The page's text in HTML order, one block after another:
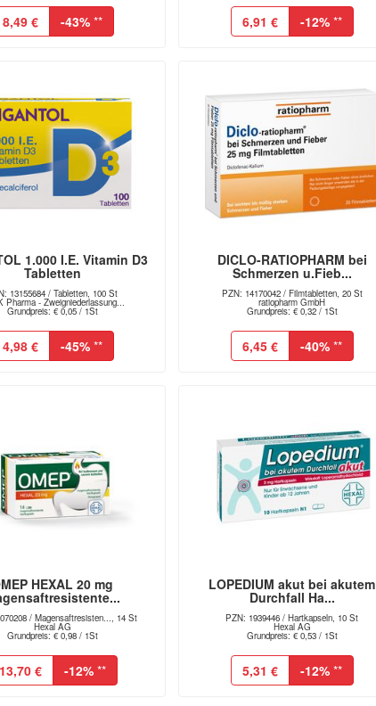
8,49 € -43%** 6,91 € -12%**
1.000 I.E. Vitamin D3
Tabletten
13155684 / Tabletten, 100 St
Pharma - Zweigniederlassung...
Grundpreis: € 0,05 / 1St
4,98 € -45%**
DICLO-RATIOPHARM bei
Schmerzen u.Fieb...
PZN: 14170042 / Filmtabletten, 20 St
ratiopharm GmbH
Grundpreis: € 0,32 / 1St
6,45 € -40%**
HEXAL 20 mg
/ Magensaftresisten..., 14 St
Hexal AG
Grundpreis: € 0,98 / 1St
13,70 € -12%**
LOPEDIUM akut bei akutem
Durchfall Ha...
PZN: 1939446 / Hartkapseln, 10 St
Hexal AG
Grundpreis: € 0,53 / 1St
5,31 € -12%**